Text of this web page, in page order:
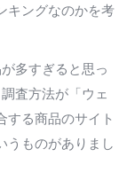
キングなのかを考
多すぎると思っ
査方法が「ウェ
する商品のサイト
うものがありまし